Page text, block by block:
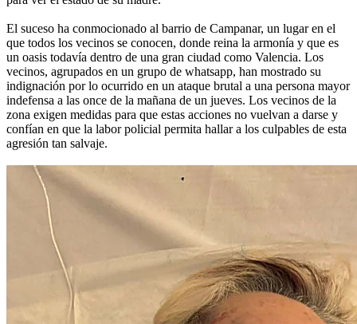
El suceso ha conmocionado al barrio de Campanar, un lugar en el
que todos los vecinos se conocen, donde reina la armonía y que es
un oasis todavía dentro de una gran ciudad como Valencia. Los
vecinos, agrupados en un grupo de whatsapp, han mostrado su
indignación por lo ocurrido en un ataque brutal a una persona mayor
indefensa a las once de la mañana de un jueves. Los vecinos de la
zona exigen medidas para que estas acciones no vuelvan a darse y
confían en que la labor policial permita hallar a los culpables de esta
agresión tan salvaje.